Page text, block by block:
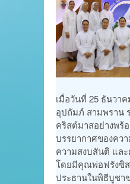
เมื่อวันที่ 25 ธันวา
อุปถัมภ์ สามพราน
คริสต์มาสอย่างพร้
บรรยากาศของคว
ความสงบสันติ แ
โดยมีคุณพ่อฟรังซิ
ประธานในพิธีบูชา